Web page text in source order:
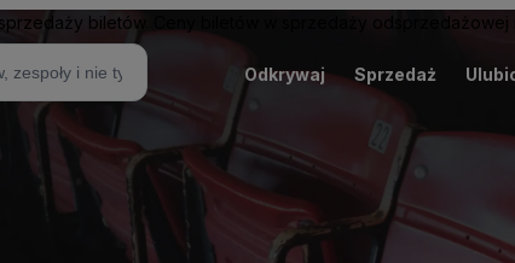
biletów. Ceny biletów w sprzedaży
Odkrywaj Sprzedaż